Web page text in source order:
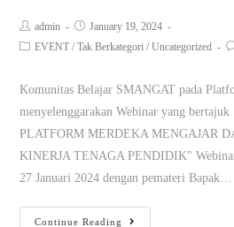
admin
January 19, 2024
EVENT / Tak Berkategori / Uncategorized
Komunitas Belajar SMANGAT pada
menyelenggarakan Webinar yang
PLATFORM MERDEKA MENGAJAR
KINERJA TENAGA PENDIDIK" Webinar
27 Januari 2024 dengan pemateri Bapak…
Continue Reading